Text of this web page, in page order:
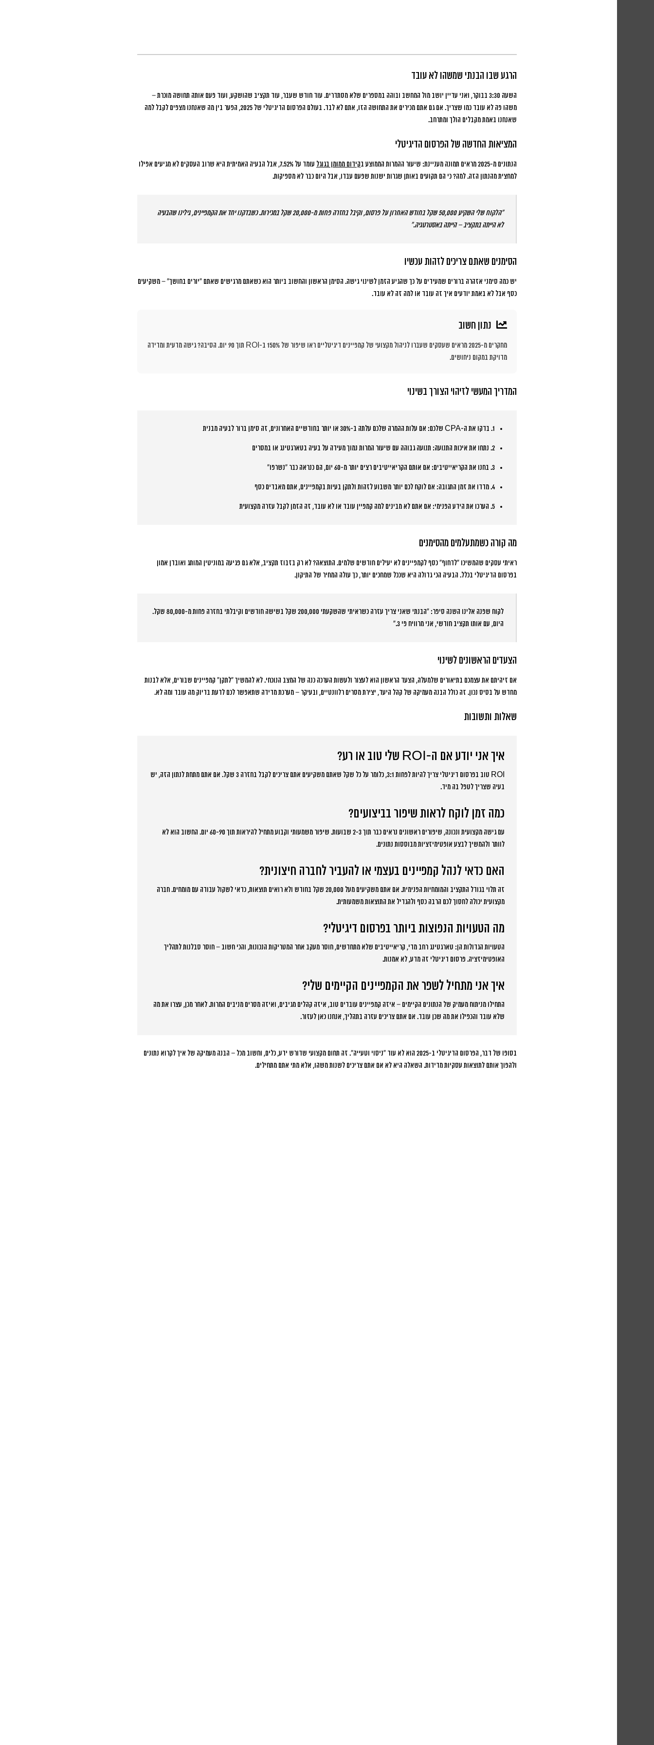
הרגע שבו הבנתי שמשהו לא עובד
השעה 3:30 בבוקר, ואני עדיין יושב מול המחשב ובוהה במספרים שלא מסתדרים.
עוד חודש שעבר, עוד תקציב שהושקע, ועוד פעם אותה תחושה מוכרת –
משהו פה לא עובד כמו שצריך. אם גם אתם מכירים את התחושה הזו, אתם לא לבד. בעולם הפרסום הדיגיטלי של 2025, הפער בין מה שאנחנו מצפים לקבל למה
שאנחנו באמת מקבלים הולך ומתרחב.
המציאות החדשה של הפרסום הדיגיטלי
הנתונים מ-2025 מראים תמונה מעניינת: שיעור ההמרות הממוצע ב קידום ממומן בגוגל עומד על 7.52%, אבל
הבעיה האמיתית היא שרוב העסקים לא מגיעים אפילו
למחצית מהנתון הזה. למה? כי הם תקועים באותן שגרות ישנות שפעם עבדו, אבל היום כבר לא מספיקות.
“הלקוח שלי השקיע 50,000 שקל בחודש האחרון על פרסום, וקיבל בחזרה פחות מ-20,000 שקל במכירות. כשבדקנו יחד את הקמפיינים, גילינו שהבעיה
לא הייתה בתקציב – הייתה באסטרטגיה.”
הסימנים שאתם צריכים לזהות עכשיו
יש כמה סימני אזהרה ברורים שמעידים על כך שהגיע הזמן לשינוי גישה. הסימן הראשון והחשוב ביותר הוא כשאתם מרגישים שאתם “יורים בחושך” – משקיעים
כסף אבל לא באמת יודעים איך זה עובד או למה זה לא עובד.
נתון חשוב
מחקרים מ-2025 מראים שעסקים שעברו לניהול מקצועי של קמפיינים דיגיטליים ראו שיפור של 150% ב-ROI תוך 90 יום. הסיבה? גישה מדעית ומדידה
מדויקת במקום ניחושים.
המדריך המעשי לזיהוי הצורך בשינוי
1. בדקו את ה-CPA שלכם: אם עלות ההמרה שלכם עלתה ב-30% או יותר בחודשיים האחרונים, זה סימן ברור לבעיה מבנית
2. נתחו את איכות התנועה: תנועה גבוהה עם שיעור המרות נמוך מעידה על בעיה בטארגטינג או במסרים
3. בחנו את הקריאייטיבים: אם אותם הקריאייטיבים רצים יותר מ-60 יום, הם כנראה כבר “נשרפו”
4. מדדו את זמן התגובה: אם לוקח לכם יותר משבוע לזהות ולתקן בעיות בקמפיינים, אתם מאבדים כסף
5. הערכו את הידע הפנימי: אם אתם לא מבינים למה קמפיין עובד או לא עובד, זה הזמן לקבל עזרה מקצועית
מה קורה כשמתעלמים מהסימנים
ראיתי עסקים שהמשיכו “לדחוף” כסף לקמפיינים לא יעילים חודשים שלמים. התוצאה? לא רק בזבוז תקציב, אלא גם פגיעה במוניטין המותג ואובדן אמון
בפרסום הדיגיטלי בכלל. הבעיה הכי גדולה היא שככל שמחכים יותר, כך עולה המחיר של התיקון.
לקוח שפנה אלינו השנה סיפר: “הבנתי שאני צריך עזרה כשראיתי שהשקעתי 200,000 שקל בשישה חודשים וקיבלתי בחזרה פחות מ-80,000 שקל.
היום, עם אותו תקציב חודשי, אני מרוויח פי 3.”
הצעדים הראשונים לשינוי
אם זיהיתם את עצמכם בתיאורים שלמעלה, הצעד הראשון הוא לעצור ולעשות הערכה כנה של המצב הנוכחי. לא להמשיך “לתקן” קמפיינים שבורים, אלא לבנות
מחדש על בסיס נכון. זה כולל הבנה מעמיקה של קהל היעד, יצירת מסרים רלוונטיים, ובעיקר – מערכת מדידה שתאפשר לכם לדעת בדיוק מה עובד ומה לא.
שאלות ותשובות
איך אני יודע אם ה-ROI שלי טוב או רע?
ROI טוב בפרסום דיגיטלי צריך להיות לפחות 3:1, כלומר על כל שקל שאתם משקיעים אתם צריכים לקבל בחזרה 3 שקל. אם אתם מתחת לנתון הזה, יש
בעיה שצריך לטפל בה מיד.
כמה זמן לוקח לראות שיפור בביצועים?
עם גישה מקצועית ונכונה, שיפורים ראשונים נראים כבר תוך 2-3 שבועות. שיפור משמעותי וקבוע מתחיל להיראות תוך 60-90 יום. החשוב הוא לא
לוותר ולהמשיך לבצע אופטימיזציות מבוססות נתונים.
האם כדאי לנהל קמפיינים בעצמי או להעביר לחברה חיצונית?
זה תלוי בגודל התקציב והמומחיות הפנימית. אם אתם משקיעים מעל 20,000 שקל בחודש ולא רואים תוצאות, כדאי לשקול עבודה עם מומחים.
חברה
מקצועית יכולה לחסוך לכם הרבה כסף ולהגדיל את התוצאות משמעותית.
מה הטעויות הנפוצות ביותר בפרסום דיגיטלי?
הטעויות הגדולות הן: טארגטינג רחב מדי, קריאייטיבים שלא מתחדשים, חוסר מעקב אחר המטריקות הנכונות, והכי חשוב – חוסר סבלנות לתהליך
האופטימיזציה. פרסום דיגיטלי זה מדע, לא אמנות.
איך אני מתחיל לשפר את הקמפיינים הקיימים שלי?
התחילו מניתוח מעמיק של הנתונים הקיימים – איזה קמפיינים עובדים טוב, איזה קהלים מגיבים, ואיזה מסרים מניבים המרות. לאחר מכן, עצרו את מה
שלא עובד והכפילו את מה שכן עובד. אם אתם צריכים עזרה בתהליך, אנחנו כאן לעזור.
בסופו של דבר, הפרסום הדיגיטלי ב-2025 הוא לא עוד “ניסוי וטעייה”. זה תחום מקצועי שדורש ידע, כלים, וחשוב מכל – הבנה מעמיקה של איך לקרוא נתונים
ולהפוך אותם לתוצאות עסקיות מדידות. השאלה היא לא אם אתם צריכים לשנות משהו, אלא מתי אתם מתחילים.